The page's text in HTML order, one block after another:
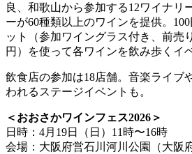
良、和歌山から参加する12ワイナリ
ーが60種類以上のワインを提供。
ット（参加ワイングラス付き、前売
円）を使って各ワインを飲み歩くイ
飲食店の参加は18店舗。音楽ライブ
われるステージイベントも。
＜おおさかワインフェス2026＞
日時：4月19日（日）11時〜16時
会場：大阪府営石川河川公園（大阪